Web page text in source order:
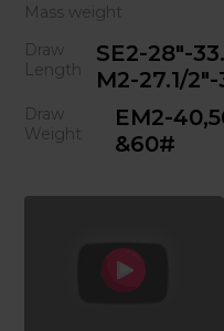
Mass weight
Draw
Length
SE2-28"-
M2-27.1/2"-
Draw
Weight
EM2-
&60#